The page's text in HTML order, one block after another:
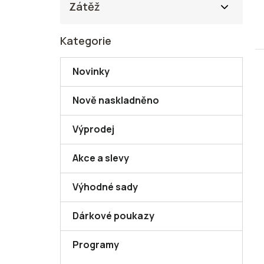
Zátěž
Přeskočit
kategorie
Kategorie
Novinky
Nově naskladněno
Výprodej
Akce a slevy
Výhodné sady
Dárkové poukazy
Programy